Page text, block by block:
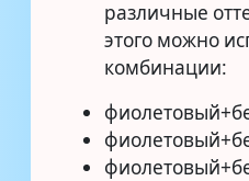
различные
этого можно
комбинации: